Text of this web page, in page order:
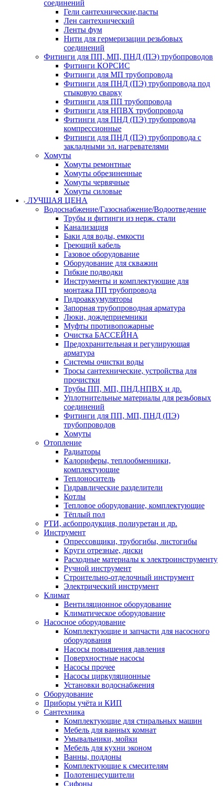
соединений
Гели сантехнические,пасты
Лен сантехнический
Ленты фум
Нити для гермеризации резьбовых
соединений
Фитинги для ПП, МП, ПНД (ПЭ) трубопроводов
Фитинги КОРСИС
Фитинги для МП трубопровода
Фитинги для ПНД (ПЭ) трубопровода под
стыковую сварку
Фитинги для ПП трубопровода
Фитинги для НПВХ трубопровода
Фитинги для ПНД (ПЭ) трубопровода
компрессионные
Фитинги для ПНД (ПЭ) трубопровода с
закладными эл. нагревателями
Хомуты
Хомуты ремонтные
Хомуты обрезиненные
Хомуты червячные
Хомуты силовые
ЛУЧШАЯ ЦЕНА
Водоснабжение/Газоснабжение/Водоотведение
Трубы и фитинги из нерж. стали
Канализация
Баки для воды, емкости
Греющий кабель
Газовое оборудование
Оборудование для скважин
Гибкие подводки
Инструменты и комплектующие для
монтажа ПП трубопровода
Гидроаккумуляторы
Запорная трубопроводная арматура
Люки, дождеприемники
Муфты противопожарные
Очистка БАССЕЙНА
Предохранительная и регулирующая
арматура
Системы очистки воды
Тросы сантехнические, устройства для
прочистки
Трубы ПП, МП, ПНД,НПВХ и др.
Уплотнительные материалы для резьбовых
соединений
Фитинги для ПП, МП, ПНД (ПЭ)
трубопроводов
Хомуты
Отопление
Радиаторы
Калориферы, теплообменники,
комплектующие
Теплоноситель
Гидравлические разделители
Котлы
Тепловое оборудование, комплектующие
Тёплый пол
РТИ, асбопродукция, полиуретан и др.
Инструмент
Опрессовщики, трубогибы, листогибы
Круги отрезные, диски
Расходные материалы к электроинструменту
Ручной инструмент
Строительно-отделочный инструмент
Электрический инструмент
Климат
Вентиляционное оборудование
Климатическое оборудование
Насосное оборудование
Комплектующие и запчасти для насосного
оборудования
Насосы повышения давления
Поверхностные насосы
Насосы прочее
Насосы циркуляционные
Установки водоснабжения
Оборудование
Приборы учёта и КИП
Сантехника
Комплектующие для стиральных машин
Мебель для ванных комнат
Умывальники, мойки
Мебель для кухни эконом
Ванны, поддоны
Комплектующие к смесителям
Полотенцесушители
Сифоны